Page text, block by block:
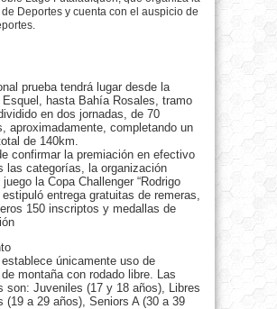
Deportes y cuenta con el auspicio de
prueba tendrá lugar desde la
Esquel, hasta Bahía Rosales, tramo
en dos jornadas, de 70
aproximadamente, completando un
de 140km.
confirmar la premiación en efectivo
las categorías, la organización
la Copa Challenger “Rodrigo
estipuló entrega gratuitas de remeras,
150 inscriptos y medallas de
únicamente uso de
montaña con rodado libre. Las
son: Juveniles (17 y 18 años), Libres
(19 a 29 años), Seniors A (30 a 39